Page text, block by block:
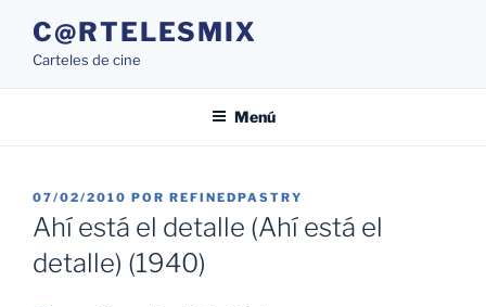
contenido
C@RTELESMIX
Carteles de cine
Menú
PUBLICADO
EL
07/02/2010 POR REFINEDPASTRY
Ahí está el detalle (Ahí está el
detalle) (1940)